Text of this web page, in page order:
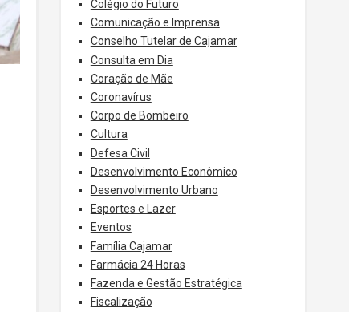
Colégio do Futuro
Comunicação e Imprensa
Conselho Tutelar de Cajamar
Consulta em Dia
Coração de Mãe
Coronavírus
Corpo de Bombeiro
Cultura
Defesa Civil
Desenvolvimento Econômico
Desenvolvimento Urbano
Esportes e Lazer
Eventos
Família Cajamar
Farmácia 24 Horas
Fazenda e Gestão Estratégica
Fiscalização